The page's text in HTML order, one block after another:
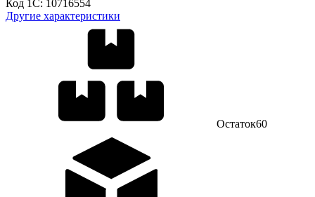
Код 1С: 10716554
Другие характеристики
Остаток60